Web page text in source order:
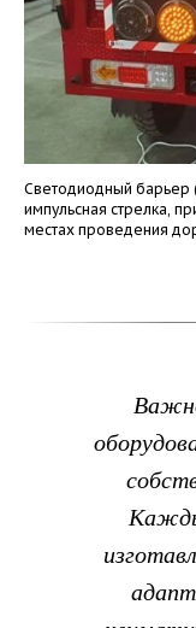
Светодиодный барьер
импульсная стрелка,
местах проведения